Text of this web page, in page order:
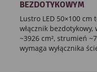
BEZDOTYKOWYM
Lustro LED 50×100 cm
włącznik bezdotykowy,
~3926 cm², strumień
wymaga wyłącznika